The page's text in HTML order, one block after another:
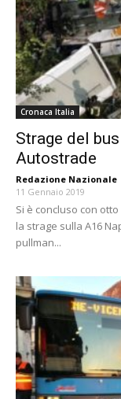
Cronaca Italia
Strage del
Autostrade
Redazione Nazionale
11 Gennaio 2019
Si è concluso con
la strage sulla A16
pullman...